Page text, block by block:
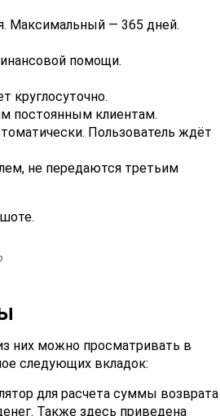
Максимальный — 365 дней.
помощи.
круглосуточно.
постоянным клиентам.
Пользователь ждёт
не передаются третьим
них можно просматривать в
следующих вкладок:
для расчета суммы возврата
Также здесь приведена